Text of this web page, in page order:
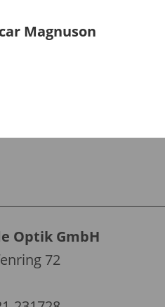
Magnuson
Optik GmbH
72